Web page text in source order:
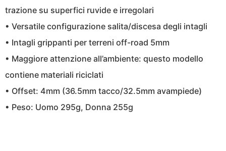
trazione su superfici ruvide e irregolari
• Versatile configurazione salita/discesa degli intagli
• Intagli grippanti per terreni off-road 5mm
• Maggiore attenzione all’ambiente: questo modello
contiene materiali riciclati
• Offset: 4mm (36.5mm tacco/32.5mm avampiede)
• Peso: Uomo 295g, Donna 255g